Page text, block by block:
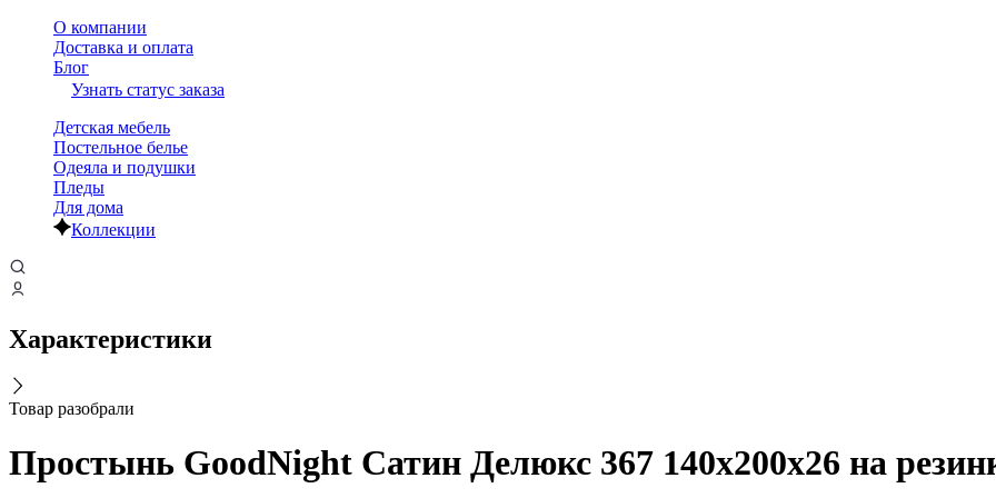
О компании
Доставка и оплата
Блог
Узнать статус заказа
Детская мебель
Постельное белье
Одеяла и подушки
Пледы
Для дома
Коллекции
Характеристики
Товар разобрали
Простынь GoodNight Сатин Делюкс 367 140х200х26 на